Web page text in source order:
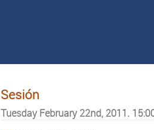
Sesión
Tuesday February 22nd, 2011.